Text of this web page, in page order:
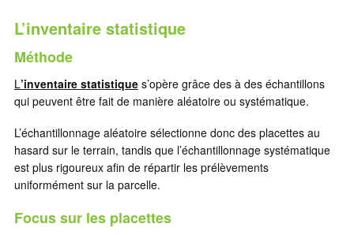
L’inventaire statistique
Méthode
L’inventaire statistique s’opère grâce des à des échantillons
qui peuvent être fait de manière aléatoire ou systématique.
L’échantillonnage aléatoire sélectionne donc des placettes au
hasard sur le terrain, tandis que l’échantillonnage systématique
est plus rigoureux afin de répartir les prélèvements
uniformément sur la parcelle.
Focus sur les placettes